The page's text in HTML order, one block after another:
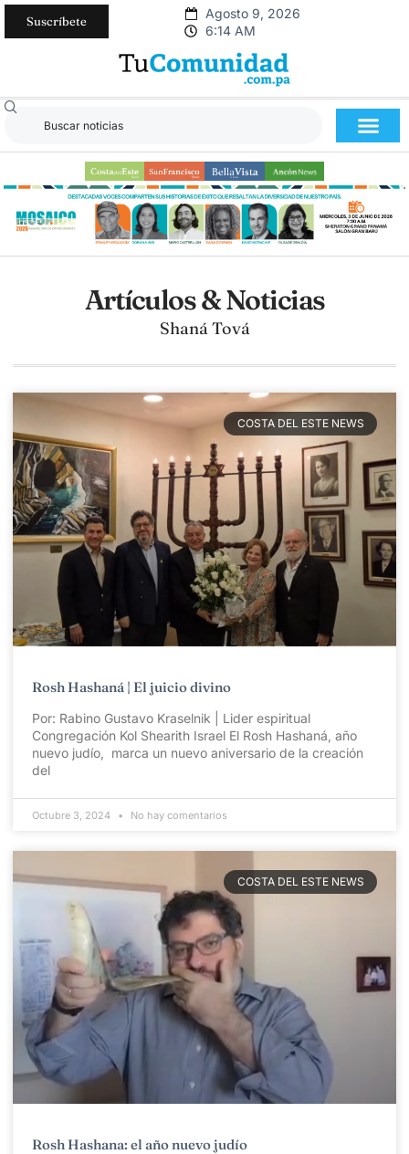
Suscríbete
Agosto 9, 2026
6:14 AM
Artículos & Noticias
Shaná Tová
COSTA DEL ESTE NEWS
Rosh Hashaná | El juicio divino
Por: Rabino Gustavo Kraselnik | Lider espiritual
Congregación Kol Shearith Israel El Rosh Hashaná, año
nuevo judío, marca un nuevo aniversario de la creación
del
Octubre 3, 2024 No hay comentarios
COSTA DEL ESTE NEWS
Rosh Hashana: el año nuevo judío